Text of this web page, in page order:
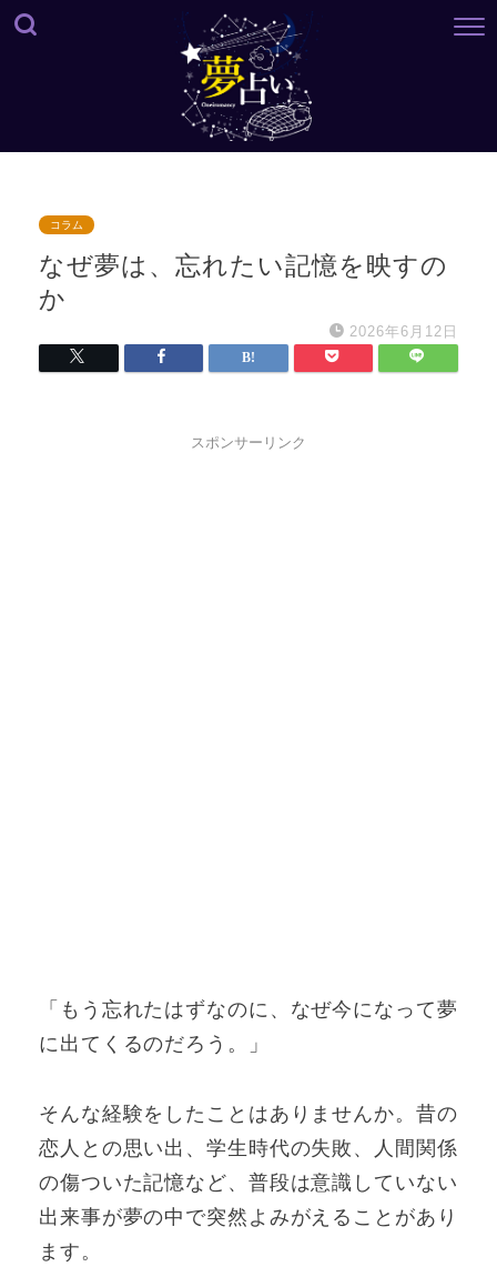
コラム
なぜ夢は、忘れたい記憶を映すの
か
2026年6月12日
スポンサーリンク
「もう忘れたはずなのに、なぜ今になって夢
に出てくるのだろう。」
そんな経験をしたことはありませんか。昔の
恋人との思い出、学生時代の失敗、人間関係
の傷ついた記憶など、普段は意識していない
出来事が夢の中で突然よみがえることがあり
ます。